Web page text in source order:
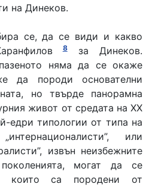
на Динеков.
се, да се види и какво
8за Динеков.
няма да се окаже
да породи основателни
но твърде панорамна
живот от средата на ХХ
едри типологии от типа на
или
извън неизбежните
могат да се
които са породени от